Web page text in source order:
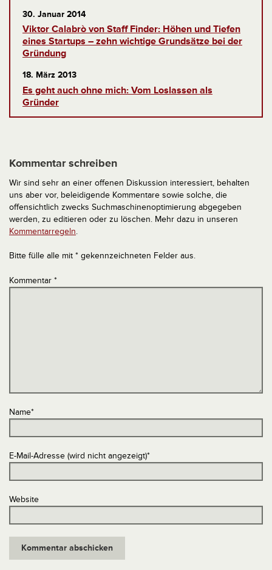
30. Januar 2014
Viktor Calabrò von Staff Finder: Höhen und Tiefen
eines Startups – zehn wichtige Grundsätze bei der
Gründung
18. März 2013
Es geht auch ohne mich: Vom Loslassen als
Gründer
Kommentar schreiben
Wir sind sehr an einer offenen Diskussion interessiert, behalten
uns aber vor, beleidigende Kommentare sowie solche, die
offensichtlich zwecks Suchmaschinenoptimierung abgegeben
werden, zu editieren oder zu löschen. Mehr dazu in unseren
Kommentarregeln.
Bitte fülle alle mit * gekennzeichneten Felder aus.
Kommentar *
Name*
E-Mail-Adresse (wird nicht angezeigt)*
Website